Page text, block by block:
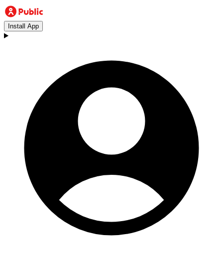
Install App